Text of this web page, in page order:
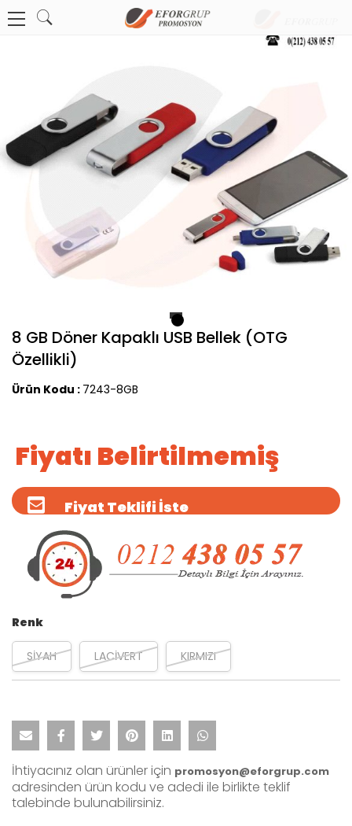
8 GB Döner Kapaklı USB Bellek (OTG
Özellikli)
Ürün Kodu : 7243-8GB
Fiyatı Belirtilmemiş
Fiyat Teklifi İste
Renk
SİYAH LACİVERT KIRMIZI
İhtiyacınız olan ürünler için promosyon@eforgrup.com
adresinden ürün kodu ve adedi ile birlikte teklif
talebinde bulunabilirsiniz.